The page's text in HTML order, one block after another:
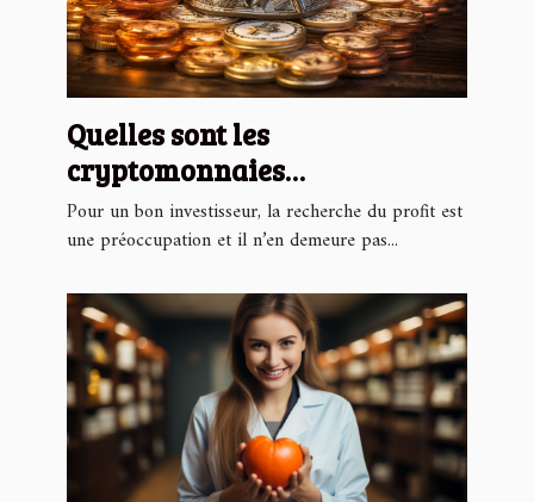
Quelles sont les
cryptomonnaies
prometteuses en 2023 ?
Pour un bon investisseur, la recherche du profit est
une préoccupation et il n’en demeure pas...